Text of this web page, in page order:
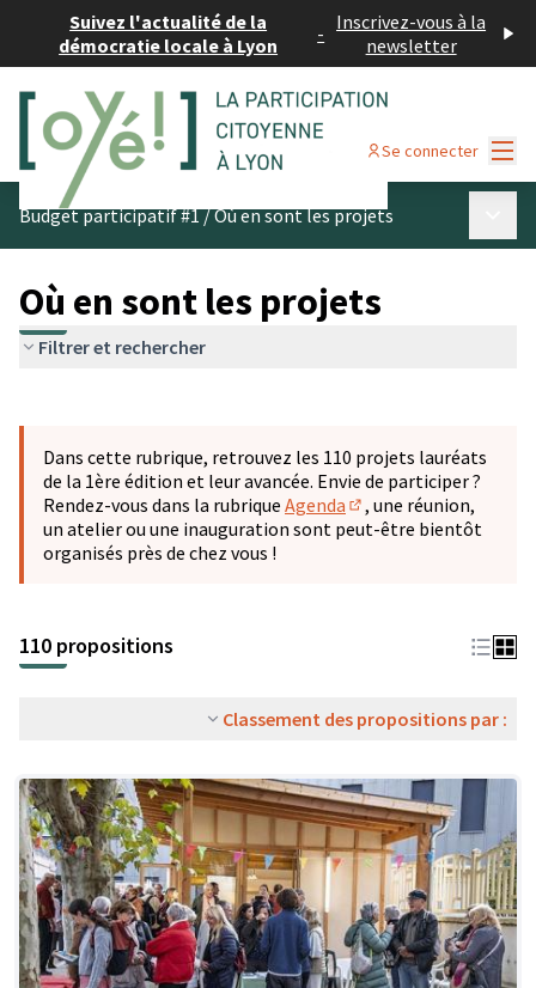
Suivez l'actualité de la
démocratie locale à Lyon
- Inscrivez-vous à la
newsletter
Se connecter
Budget participatif #1/Où en sont les projets
Où en sont les projets
Filtrer et rechercher
−
Dans cette rubrique, retrouvez les 110 projets lauréats
de la 1ère édition et leur avancée. Envie de participer ?
Rendez-vous dans la rubrique Agenda
(S'ouvre dans un
, une réunion,
un atelier ou une inauguration sont peut-être bientôt
organisés près de chez vous !
110 propositions
Classement des propositions par :